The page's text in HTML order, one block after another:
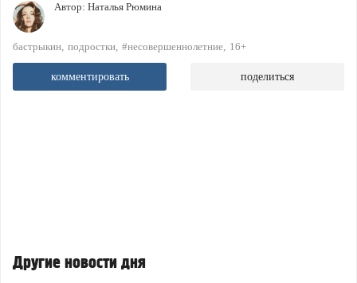
Автор: Наталья Рюмина
бастрыкин подростки #несовершеннолетние 16+
комментировать поделиться
Другие новости дня